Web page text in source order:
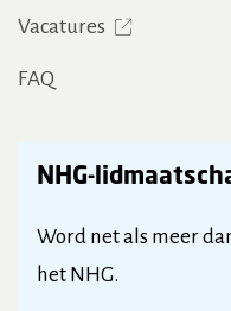
Vacatures
FAQ
NHG-
Word net als meer
het NHG.